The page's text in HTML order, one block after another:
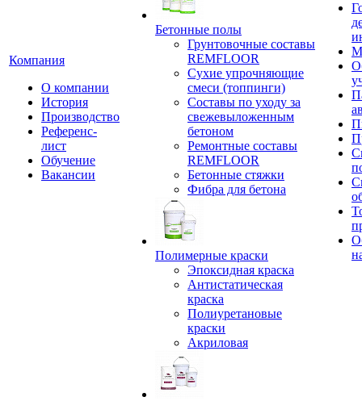
Компания
О компании
История
Производство
Референс-
лист
Обучение
Вакансии
Бетонные полы
Грунтовочные составы
REMFLOOR
Сухие упрочняющие
смеси (топпинги)
Составы по уходу за
свежевыложенным
бетоном
Ремонтные составы
REMFLOOR
Бетонные стяжки
Фибра для бетона
Полимерные краски
Эпоксидная краска
Антистатическая
краска
Полиуретановые
краски
Акриловая